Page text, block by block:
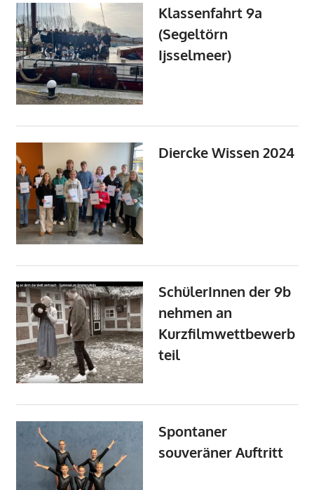
Klassenfahrt 9a
(Segeltörn
Ijsselmeer)
Diercke Wissen 2024
SchülerInnen der 9b
nehmen an
Kurzfilmwettbewerb
teil
Spontaner
souveräner Auftritt